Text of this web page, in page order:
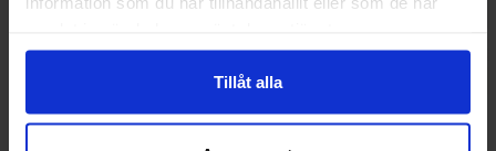
Tillåt alla